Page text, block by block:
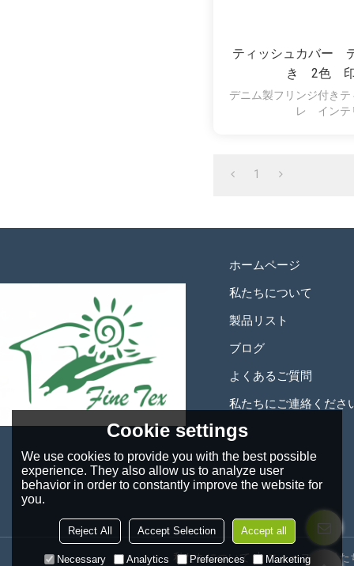
ティッシュカバー
き 2色 印
デニム製フリンジ付き
レ インテ
1
ホームページ
私たちについて
製品リスト
ブログ
よくあるご質問
私たちにご連絡くださ
私たちについて ニュース 私
Cookie settings
We use cookies to provide you with the best possible
experience. They also allow us to analyze user
behavior in order to constantly improve the website for
you.
Reject All Accept Selection Accept all
Necessary Analytics Preferences Marketing